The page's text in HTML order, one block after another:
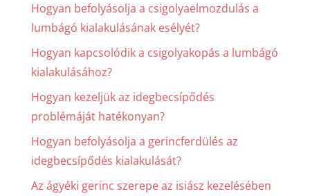
Hogyan befolyásolja a csigolyaelmozdulás a
lumbágó kialakulásának esélyét?
Hogyan kapcsolódik a csigolyakopás a lumbágó
kialakulásához?
Hogyan kezeljük az idegbecsípődés
problémáját hatékonyan?
Hogyan befolyásolja a gerincferdülés az
idegbecsípődés kialakulását?
Az ágyéki gerinc szerepe az isiász kezelésében